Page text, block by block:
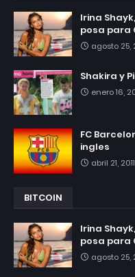
Irina
posa para
agosto 25,
Shakira y
enero 16,
FC
ingles
abril 21, 2011
BITCOIN
Irina
posa para
agosto 25,